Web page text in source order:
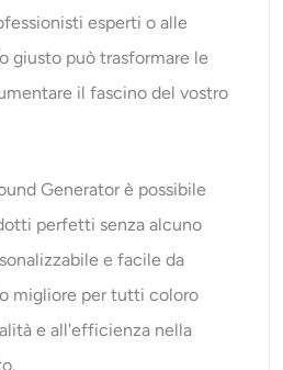
esperti o alle
giusto può trasformare le
il fascino del vostro
Generator è possibile
perfetti senza alcuno
e facile da
migliore per tutti coloro
e all'efficienza nella